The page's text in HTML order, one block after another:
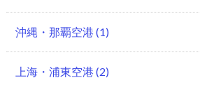
沖縄・那覇空港 (1)
上海・浦東空港 (2)